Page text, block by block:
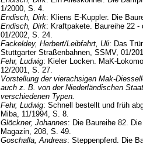
1/2000, S. 4.
Endisch, Dirk: Kliens E-Kuppler. Die
Endisch, Dirk: Kraftpakete. Baureihe 22 -
01/2002, S. 24.
Fackeldey, Herbert/Leibfahrt, Uli: Das
Stuttgarter Straßenbahnen, SSMV, 01/
Fehr, Ludwig: Kieler Locken. MaK-
12/2001, S. 27.
Vorstellung der vierachsigen Mak-
auch z. B. von der Niederländischen
verschiedenen Typen.
Fehr, Ludwig: Schnell bestellt und früh
Miba, 11/1994, S. 8.
Glöckner, Johannes: Die Baureihe 82.
Magazin, 208, S. 49.
Goschalla, Andreas: Steppenpferd. Die